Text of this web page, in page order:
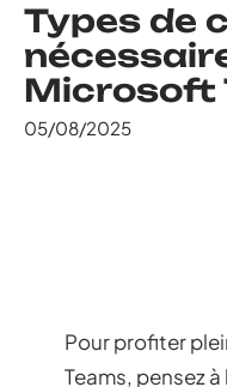
Types de
Microsoft
05/08/2025
Pour profiter
Teams, pensez